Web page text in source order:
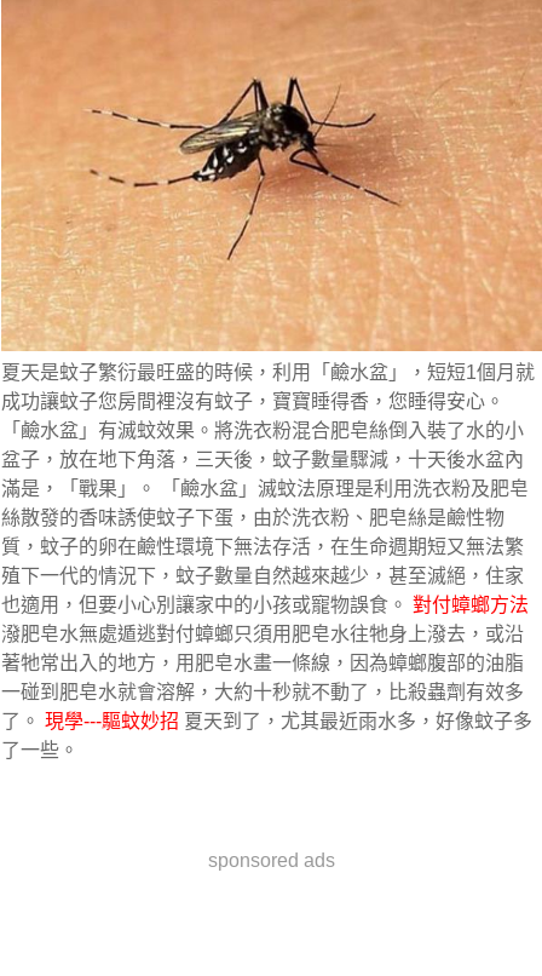
夏天是蚊子繁衍最旺盛的時候，利用「鹼水盆」，短短1個月就
成功讓蚊子您房間裡沒有蚊子，寶寶睡得香，您睡得安心。
「鹼水盆」有滅蚊效果。將洗衣粉混合肥皂絲倒入裝了水的小
盆子，放在地下角落，三天後，蚊子數量驟減，十天後水盆內
滿是，「戰果」。 「鹼水盆」滅蚊法原理是利用洗衣粉及肥皂
絲散發的香味誘使蚊子下蛋，由於洗衣粉、肥皂絲是鹼性物
質，蚊子的卵在鹼性環境下無法存活，在生命週期短又無法繁
殖下一代的情況下，蚊子數量自然越來越少，甚至滅絕，住家
也適用，但要小心別讓家中的小孩或寵物誤食。 對付蟑螂方法
潑肥皂水無處遁逃對付蟑螂只須用肥皂水往牠身上潑去，或沿
著牠常出入的地方，用肥皂水畫一條線，因為蟑螂腹部的油脂
一碰到肥皂水就會溶解，大約十秒就不動了，比殺蟲劑有效多
了。 現學---驅蚊妙招 夏天到了，尤其最近雨水多，好像蚊子多
了一些。
sponsored ads